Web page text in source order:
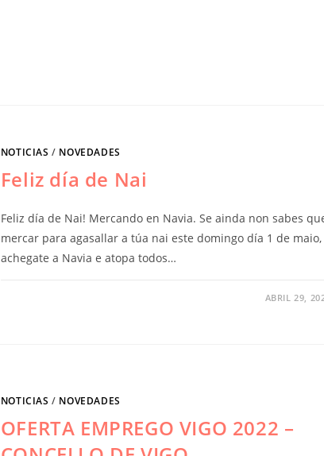
NOTICIAS / NOVEDADES
Feliz día de Nai
Feliz día de Nai! Mercando en Navia. Se ainda non sabes
mercar para agasallar a túa nai este domingo día 1 de maio,
achegate a Navia e atopa todos…
ABRIL 29,
NOTICIAS / NOVEDADES
OFERTA EMPREGO VIGO 2022 –